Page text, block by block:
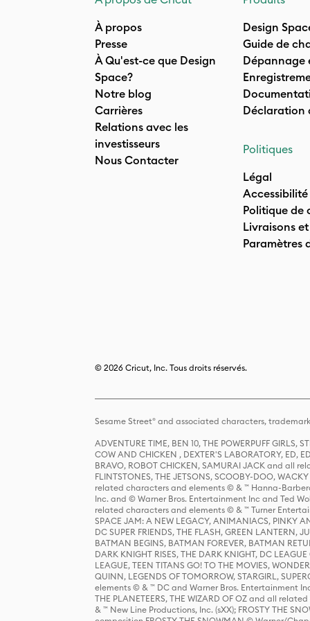
À propos
Presse
À Qu'est-ce que Design
Space?
Notre blog
Carrières
Relations avec les
investisseurs
Nous Contacter
Design
Guide de
Dépannage
Déclaration
Politiques
Légal
Accessibilité
Politique
Livraisons
Paramètres
© 2026 Cricut, Inc. Tous droits réservés.
Sesame Street® and associated characters,
ADVENTURE TIME, BEN 10, THE POWERPUFF GIRLS,
COW AND CHICKEN , DEXTER'S LABORATORY, ED,
BRAVO, ROBOT CHICKEN, SAMURAI JACK and all
FLINTSTONES, THE JETSONS, SCOOBY-DOO,
related characters and elements © & ™ Hanna-
Inc. and © Warner Bros. Entertainment Inc and Ted
related characters and elements © & ™ Turner
SPACE JAM: A NEW LEGACY, ANIMANIACS,
DC SUPER FRIENDS, THE FLASH, GREEN
BATMAN BEGINS, BATMAN FOREVER, BATMAN
DARK KNIGHT RISES, THE DARK KNIGHT, DC
LEAGUE, TEEN TITANS GO! TO THE MOVIES,
QUINN, LEGENDS OF TOMORROW, STARGIRL,
elements © & ™ DC and Warner Bros. Entertainment
THE PLANETEERS, THE WIZARD OF OZ and all
& ™ New Line Productions, Inc. (sXX); FROSTY THE